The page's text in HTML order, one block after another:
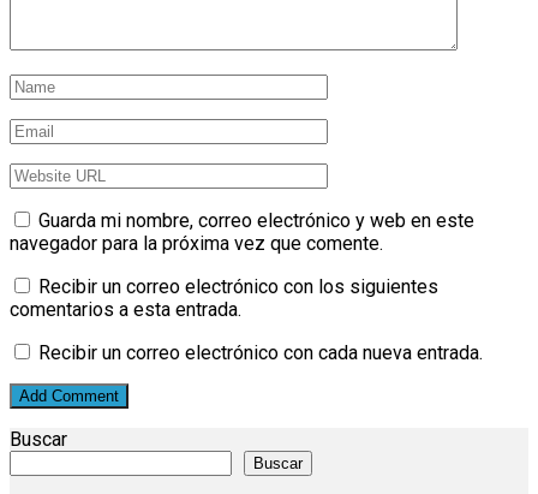
Guarda mi nombre, correo electrónico y web en este
navegador para la próxima vez que comente.
Recibir un correo electrónico con los siguientes
comentarios a esta entrada.
Recibir un correo electrónico con cada nueva entrada.
Buscar
Buscar